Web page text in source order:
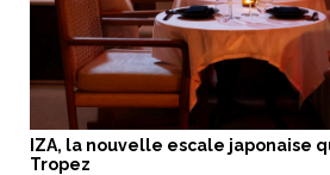
IZA, la nouvelle escale japonaise
Tropez